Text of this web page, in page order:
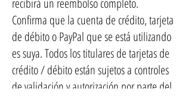
recibirá un reembolso completo.
Confirma que la cuenta de crédito, tarjeta
de débito o PayPal que se está utilizando
es suya. Todos los titulares de tarjetas de
crédito / débito están sujetos a controles
de validación y autorización por parte del